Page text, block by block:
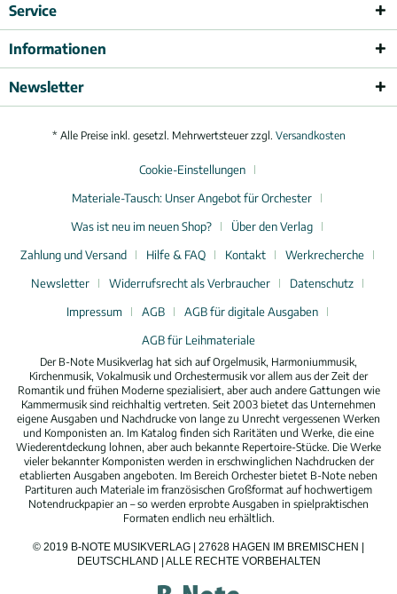
Service
Informationen
Newsletter
* Alle Preise inkl. gesetzl. Mehrwertsteuer zzgl. Versandkosten
Cookie-Einstellungen
Materiale-Tausch: Unser Angebot für Orchester
Was ist neu im neuen Shop?
Über den Verlag
Zahlung und Versand
Hilfe & FAQ Kontakt
Werkrecherche
Newsletter
Widerrufsrecht als Verbraucher
Datenschutz
Impressum
AGB
AGB für digitale Ausgaben
AGB für Leihmateriale
Der B-Note Musikverlag hat sich auf Orgelmusik, Harmoniummusik,
Kirchenmusik, Vokalmusik und Orchestermusik vor allem aus der Zeit der
Romantik und frühen Moderne spezialisiert, aber auch andere Gattungen wie
Kammermusik sind reichhaltig vertreten. Seit 2003 bietet das Unternehmen
eigene Ausgaben und Nachdrucke von lange zu Unrecht vergessenen Werken
und Komponisten an. Im Katalog finden sich Raritäten und Werke, die eine
Wiederentdeckung lohnen, aber auch bekannte Repertoire-Stücke. Die Werke
vieler bekannter Komponisten werden in erschwinglichen Nachdrucken der
etablierten Ausgaben angeboten. Im Bereich Orchester bietet B-Note neben
Partituren auch Materiale im französischen Großformat auf hochwertigem
Notendruckpapier an – so werden erprobte Ausgaben in spielpraktischen
Formaten endlich neu erhältlich.
© 2019 B-NOTE MUSIKVERLAG | 27628 HAGEN IM BREMISCHEN |
DEUTSCHLAND | ALLE RECHTE VORBEHALTEN